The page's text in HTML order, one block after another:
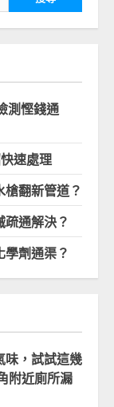
測慳錢通
速處理
翻新管道？
通解決？
劑通渠？
味，試試這幾
附近廁所漏